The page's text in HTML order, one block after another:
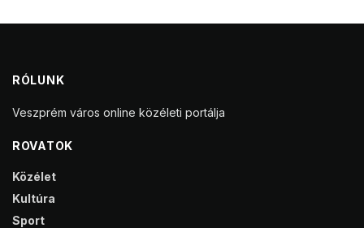
RÓLUNK
Veszprém város online közéleti portálja
ROVATOK
Közélet
Kultúra
Sport